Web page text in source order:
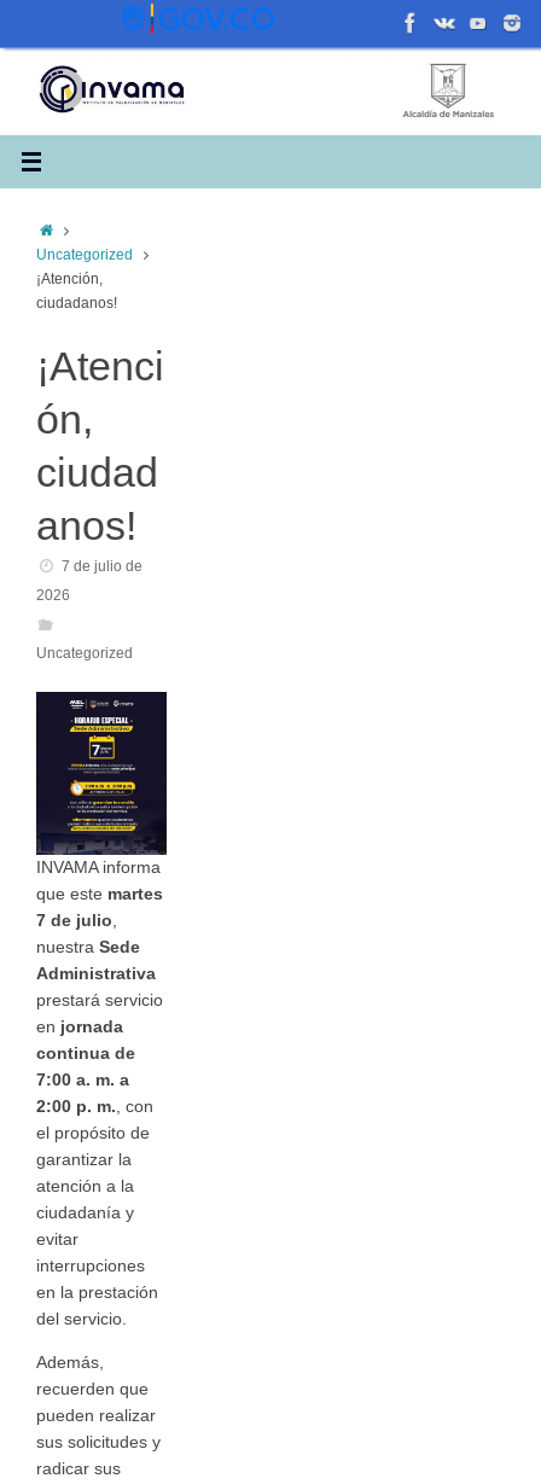
contenido
Inicio
Uncategorized
¡Atención,
ciudadanos!
¡Atenci
ón,
ciudad
anos!
7 de julio de
2026
Uncategorized
INVAMA informa
que este martes
7 de julio,
nuestra Sede
Administrativa
prestará servicio
en jornada
continua de
7:00 a. m. a
2:00 p. m., con
el propósito de
garantizar la
atención a la
ciudadanía y
evitar
interrupciones
en la prestación
del servicio.
Además,
recuerden que
pueden realizar
sus solicitudes y
radicar sus